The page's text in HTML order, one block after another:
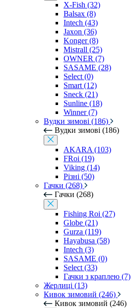
X-Fish (32)
Balsax (8)
Intech (43)
Jaxon (36)
Konger (8)
Mistrall (25)
OWNER (7)
SASAME (28)
Select (0)
Smart (12)
Sneck (21)
Sunline (18)
Winner (7)
Вудки зимові (186)
Вудки зимові (186)
AKARA (103)
FRoi (19)
Viking (14)
Різні (50)
Гачки (268)
Гачки (268)
Fishing Roi (27)
Globe (21)
Gurza (119)
Hayabusa (58)
Intech (3)
SASAME (0)
Select (33)
Гачки з краплею (7)
Жерлиці (13)
Кивок зимовий (246)
Кивок зимовий (246)